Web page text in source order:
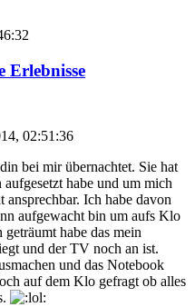
Erlebnisse
02:51:36
bei mir übernachtet. Sie hat
habe und um mich
ansprechbar. Ich habe davon
aufgewacht bin um aufs Klo
habe das mein
und der TV noch an ist.
und das Notebook
auf dem Klo gefragt ob alles